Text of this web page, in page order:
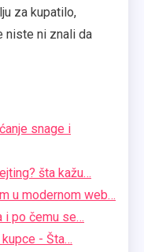
za kupatilo,
niste ni znali da
snage i
šta kažu…
u modernom web…
i po čemu se…
- Šta…